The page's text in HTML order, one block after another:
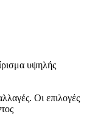
υψηλής
Οι επιλογές